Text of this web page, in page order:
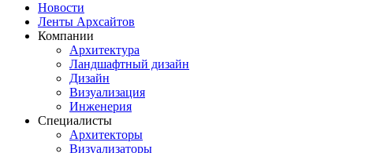
Новости
Ленты Архсайтов
Компании
Архитектура
Ландшафтный дизайн
Дизайн
Визуализация
Инженерия
Специалисты
Архитекторы
Визуализаторы